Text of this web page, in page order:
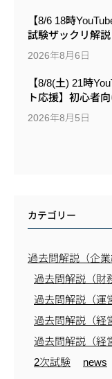
【8/6 18時
試験ザックリ解
2026年8月6日
【8/8(土) 21時
ト応援】初心者
2026年8月5日
カテゴリー
過去問解説（企業
過去問解説（財
過去問解説（運
過去問解説（経
過去問解説（経
2次試験
news